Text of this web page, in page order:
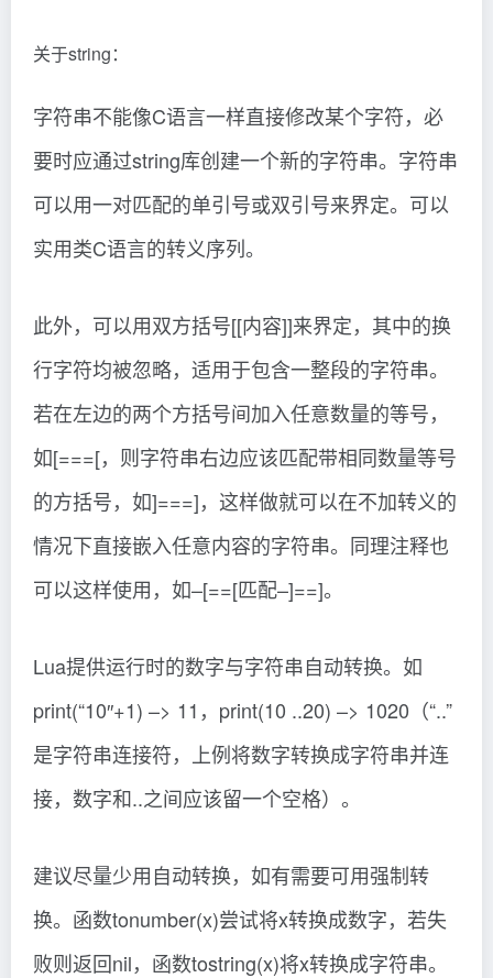
关于string：
字符串不能像C语言一样直接修改某个字符，必
要时应通过string库创建一个新的字符串。字符串
可以用一对匹配的单引号或双引号来界定。可以
实用类C语言的转义序列。
此外，可以用双方括号[[内容]]来界定，其中的换
行字符均被忽略，适用于包含一整段的字符串。
若在左边的两个方括号间加入任意数量的等号，
如[===[，则字符串右边应该匹配带相同数量等号
的方括号，如]===]，这样做就可以在不加转义的
情况下直接嵌入任意内容的字符串。同理注释也
可以这样使用，如–[==[匹配–]==]。
Lua提供运行时的数字与字符串自动转换。如
print(“10″+1) –> 11，print(10 ..20) –> 1020（“..”
是字符串连接符，上例将数字转换成字符串并连
接，数字和..之间应该留一个空格）。
建议尽量少用自动转换，如有需要可用强制转
换。函数tonumber(x)尝试将x转换成数字，若失
败则返回nil，函数tostring(x)将x转换成字符串。